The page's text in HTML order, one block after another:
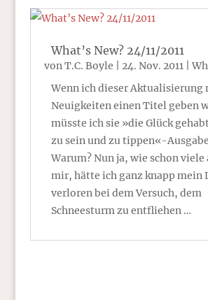
What’s New? 24/11/2011
vonT.C. Boyle 24. Nov. 2011|
Wenn ich dieser Aktualisierung
Neuigkeiten einen Titel geben
müsste ich sie »die Glück
zu sein und zu tippen«-
Warum? Nun ja, wie schon viele
mir, hätte ich ganz knapp mein
verloren bei dem Versuch, dem
Schneesturm zu entfliehen …